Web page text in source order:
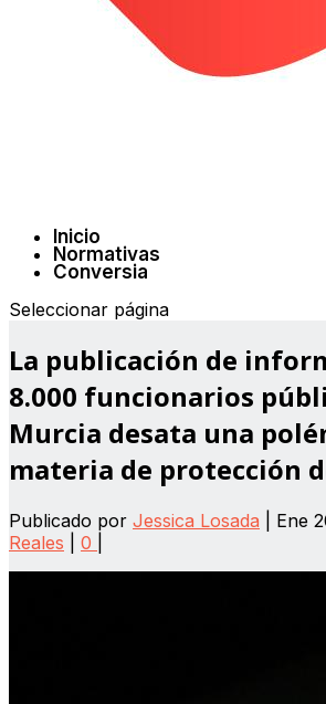
Inicio
Normativas
Conversia
Seleccionar página
La publicación de
8.000 funcionarios
Murcia desata una
materia de protección
Publicado por Jessica Losada Ene
Reales
0